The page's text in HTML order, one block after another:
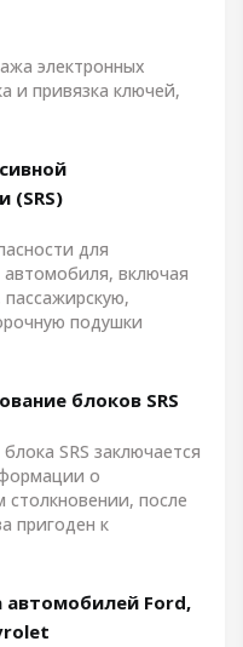
электронных
и привязка ключей,
(SRS)
для
автомобиля, включая
подушки
блоков SRS
SRS заключается
о
после
пригоден к
автомобилей Ford,